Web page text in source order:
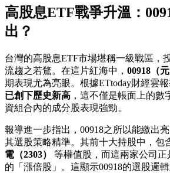
高股息ETF戰爭升溫：
出？
台灣的高股息ETF市場堪稱一級戰區，
流趨之若鶩。在這片紅海中， 00918（
期表現尤為亮眼。根據ETtoday財經雲報
已創下歷史新高 ，這不僅是帳面上的
資組合內的成分股表現強勁。
報導進一步指出，00918之所以能繳出
其選股策略精準。其前十大持股中，包
電（2303）
等權值股，而這兩家公司正
的「漲倍股」。這顯示00918的選股邏